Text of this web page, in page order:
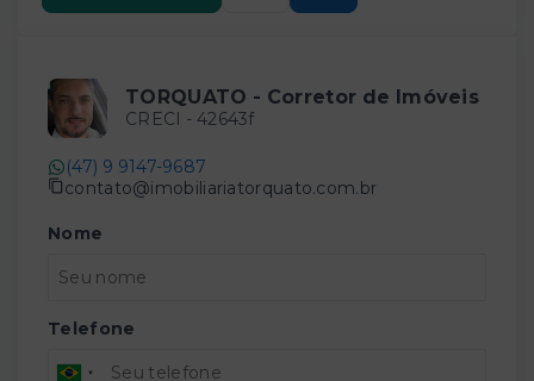
TORQUATO - Corretor de Imóveis
CRECI - 42643f
(47) 9 9147-9687
contato@imobiliariatorquato.com.br
Nome
Telefone